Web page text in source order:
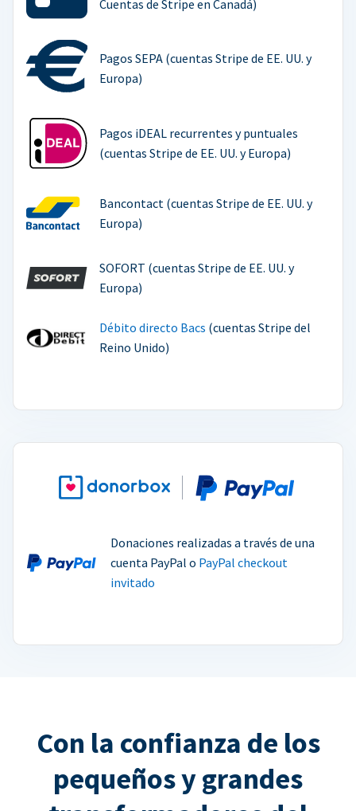
Cuentas de Stripe en Canadá)
Pagos SEPA (cuentas Stripe de EE. UU. y
Europa)
Pagos iDEAL recurrentes y puntuales
(cuentas Stripe de EE. UU. y Europa)
Bancontact (cuentas Stripe de EE. UU. y
Europa)
SOFORT (cuentas Stripe de EE. UU. y
Europa)
Débito directo Bacs (cuentas Stripe del
Reino Unido)
Donaciones realizadas a través de una
cuenta PayPal o PayPal checkout
invitado
Con la confianza de los
pequeños y grandes